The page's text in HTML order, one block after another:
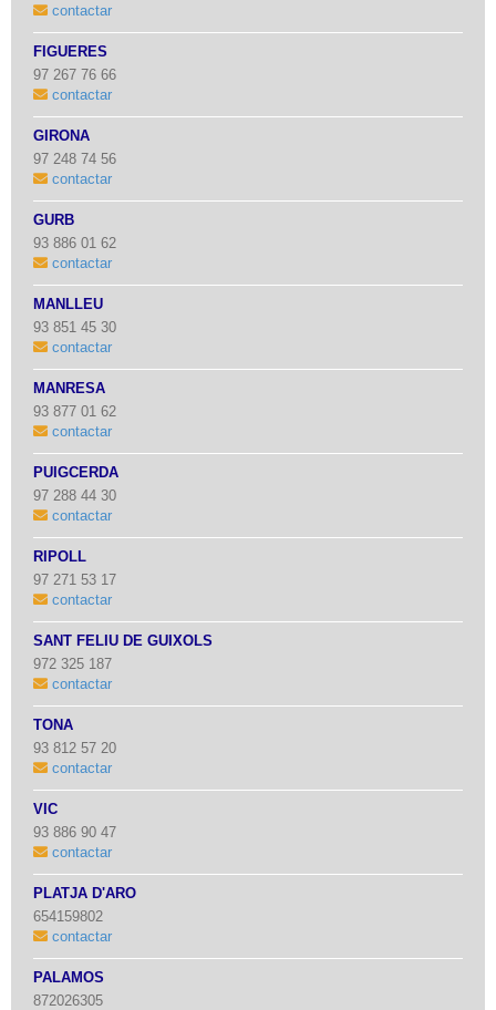
contactar
FIGUERES
97 267 76 66
contactar
GIRONA
97 248 74 56
contactar
GURB
93 886 01 62
contactar
MANLLEU
93 851 45 30
contactar
MANRESA
93 877 01 62
contactar
PUIGCERDÀ
97 288 44 30
contactar
RIPOLL
97 271 53 17
contactar
SANT FELIU DE GUÍXOLS
972 325 187
contactar
TONA
93 812 57 20
contactar
VIC
93 886 90 47
contactar
PLATJA D'ARO
654159802
contactar
PALAMÓS
872026305